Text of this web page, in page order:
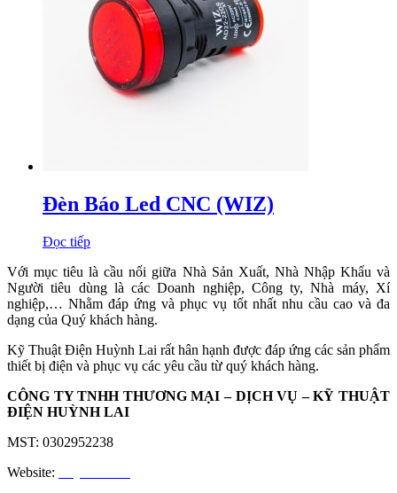
Đèn Báo Led CNC (WIZ)
Đọc tiếp
Với mục tiêu là cầu nối giữa Nhà Sản Xuất, Nhà Nhập Khẩu và
Người tiêu dùng là các Doanh nghiệp, Công ty, Nhà máy, Xí
nghiệp,… Nhằm đáp ứng và phục vụ tốt nhất nhu cầu cao và đa
dạng của Quý khách hàng.
Kỹ Thuật Điện Huỳnh Lai rất hân hạnh được đáp ứng các sản phẩm
thiết bị điện và phục vụ các yêu cầu từ quý khách hàng.
CÔNG TY TNHH THƯƠNG MẠI – DỊCH VỤ – KỸ THUẬT
ĐIỆN HUỲNH LAI
MST: 0302952238
Website: